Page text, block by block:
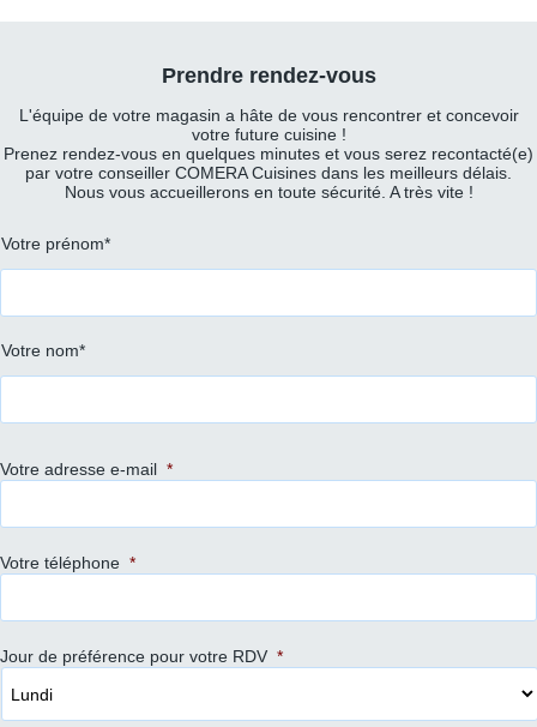
Prendre rendez-vous
L'équipe de votre magasin a hâte de vous rencontrer et concevoir
votre future cuisine !
Prenez rendez-vous en quelques minutes et vous serez recontacté(e)
par votre conseiller COMERA Cuisines dans les meilleurs délais.
Nous vous accueillerons en toute sécurité. A très vite !
et
nom *
Votre prénom*
Votre nom*
Votre adresse e-mail *
Votre téléphone *
Jour de préférence pour votre RDV *